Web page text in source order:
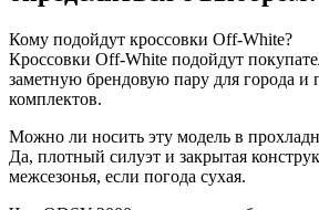
Кому подойдут кроссовки Off-White?
Кроссовки Off-White подойдут
заметную брендовую пару для города и
комплектов.
Можно ли носить эту модель в
Да, плотный силуэт и закрытая
межсезонья, если погода сухая.